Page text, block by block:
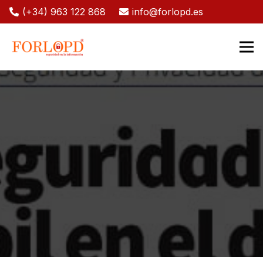
(+34) 963 122 868 info@forlopd.es